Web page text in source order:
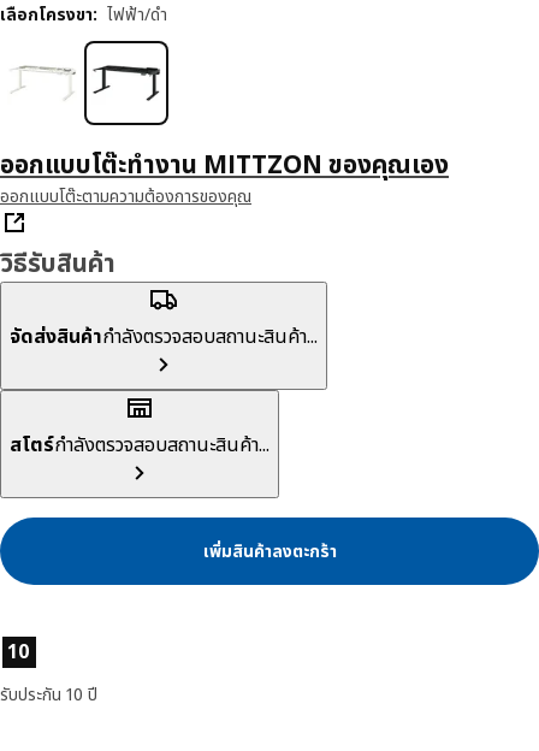
เลือกโครงขา: ไฟฟ้า/ดำ
ออกแบบโต๊ะทำงาน MITTZON ของคุณเอง
ออกแบบโต๊ะตามความต้องการของคุณ
วิธีรับสินค้า
จัดส่งสินค้ากำลังตรวจสอบสถานะสินค้า...
สโตร์กำลังตรวจสอบสถานะสินค้า...
เพิ่มสินค้าลงตะกร้า
ลักษณะสินค้า
10
รับประกัน 10 ปี